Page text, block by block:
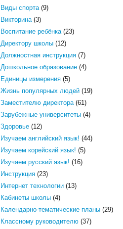
Виды спорта(9)
Викторина(3)
Воспитание ребёнка(23)
Директору школы(12)
Должностная инструкция(7)
Дошкольное образование(4)
Единицы измерения(5)
Жизнь популярных людей(19)
Заместителю директора(61)
Зарубежные университеты(4)
Здоровье(12)
Изучаем английский язык! (44)
Изучаем корейский язык! (5)
Изучаем русский язык! (16)
Инструкция(23)
Интернет технологии(13)
Кабинеты школы(4)
Календарно-тематические планы(29)
Классному руководителю(37)